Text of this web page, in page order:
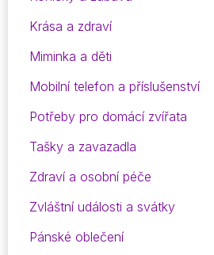
Krása a zdraví
Miminka a děti
Mobilní telefon a příslušenství
Potřeby pro domácí zvířata
Tašky a zavazadla
Zdraví a osobní péče
Zvláštní události a svátky
Pánské oblečení